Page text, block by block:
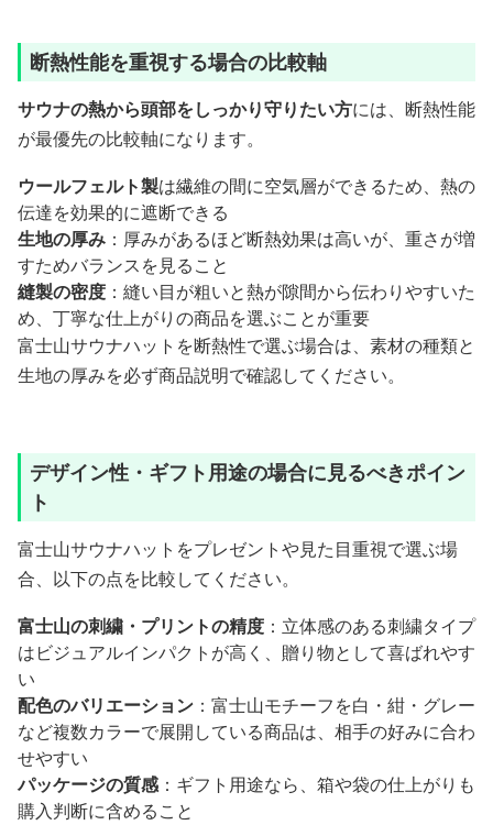
断熱性能を重視する場合の比較軸
サウナの熱から頭部をしっかり守りたい方には、断熱性能
が最優先の比較軸になります。
ウールフェルト製は繊維の間に空気層ができるため、熱の
伝達を効果的に遮断できる
生地の厚み ：厚みがあるほど断熱効果は高いが、重さが増
すためバランスを見ること
縫製の密度 ：縫い目が粗いと熱が隙間から伝わりやすいた
め、丁寧な仕上がりの商品を選ぶことが重要
富士山サウナハットを断熱性で選ぶ場合は、素材の種類と
生地の厚みを必ず商品説明で確認してください。
デザイン性・ギフト用途の場合に見るべきポイン
ト
富士山サウナハットをプレゼントや見た目重視で選ぶ場
合、以下の点を比較してください。
富士山の刺繍・プリントの精度 ：立体感のある刺繍タイプ
はビジュアルインパクトが高く、贈り物として喜ばれやす
い
配色のバリエーション ：富士山モチーフを白・紺・グレー
など複数カラーで展開している商品は、相手の好みに合わ
せやすい
パッケージの質感：ギフト用途なら、箱や袋の仕上がりも
購入判断に含めること